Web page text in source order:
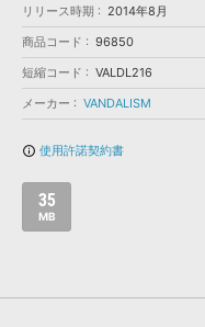
効果音 »
BGM »
お問い合わせ »
APS
ランキング
リリース時期
2014年8月
商品コード
96850
短縮コード
VALDL216
メーカー
VANDALISM
info_outline 使用許諾契約書
35
MB